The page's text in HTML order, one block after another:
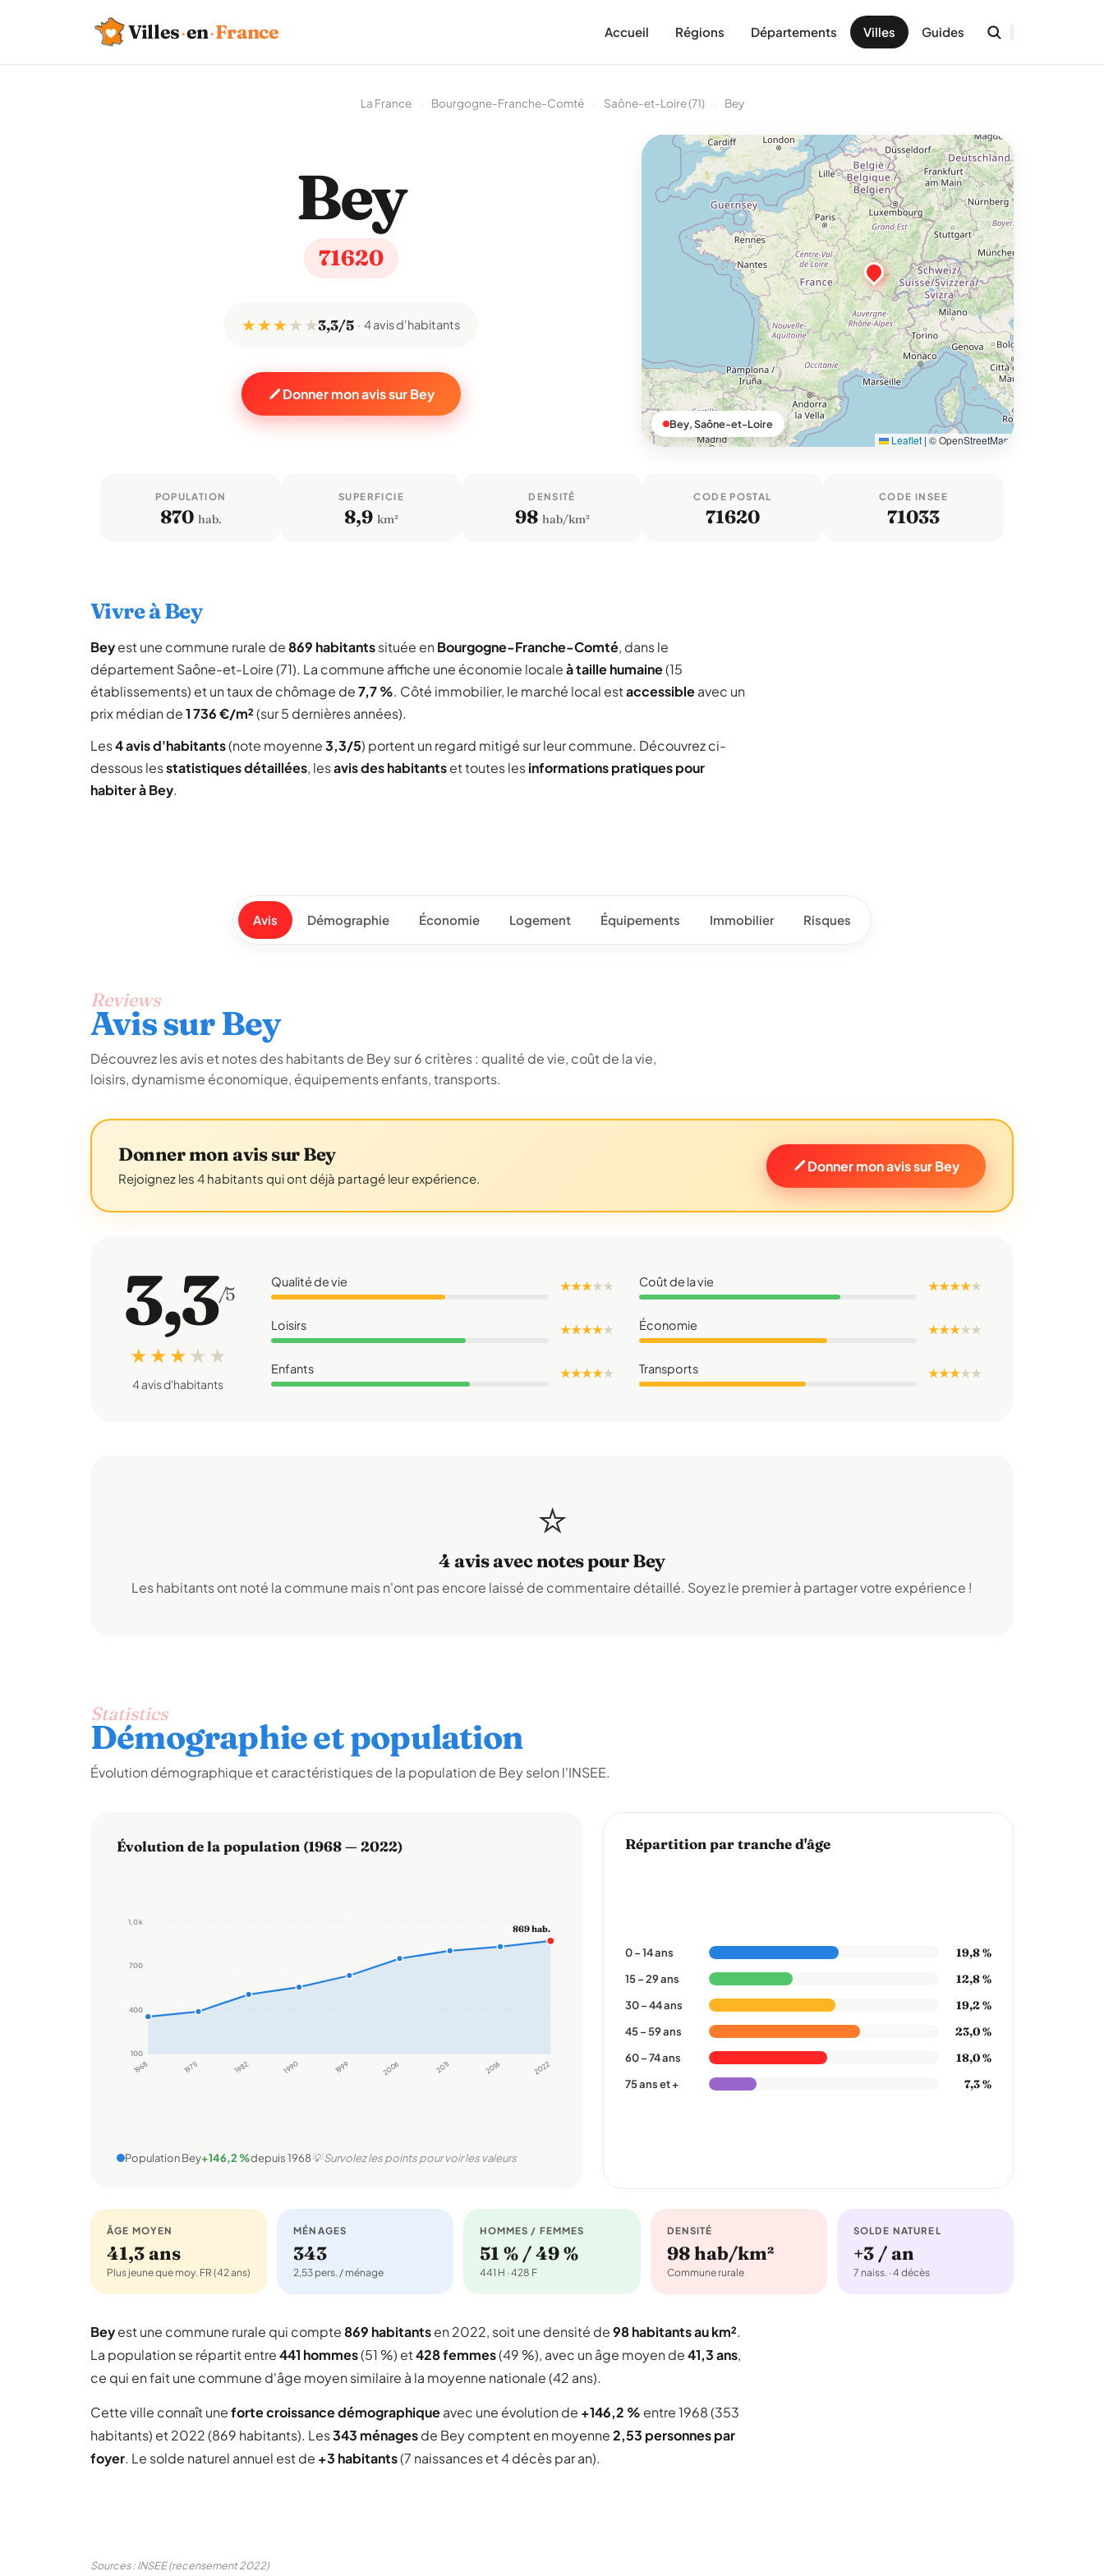
Villes·en·France Accueil Régions Départements Villes Guides
La France Bourgogne-Franche-Comté Saône-et-Loire (71) Bey
Bey
71620
★ ★ ★★ ★3,3/5 4 avis d'habitants
Donner mon avis sur Bey
Leaflet | © OpenStreetMap
Bey, Saône-et-Loire
POPULATION
870 hab.
SUPERFICIE
8,9 km²
DENSITÉ
98 hab/km²
CODE POSTAL
71620
CODE INSEE
71033
Vivre à Bey
Beyest une commune rurale de869 habitantssituée en Bourgogne-Franche-Comté, dans le
département Saône-et-Loire (71). La commune affiche une économie localeà taille humaine(15
établissements) et un taux de chômage de7,7 %. Côté immobilier, le marché local estaccessibleavec un
prix médian de1 736 €/m²(sur 5 dernières années).
Les4 avis d'habitants(note moyenne3,3/5) portent un regard mitigé sur leur commune. Découvrez ci-
dessous lesstatistiques détaillées, lesavis des habitantset toutes lesinformations pratiques pour
habiter à Bey.
Avis Démographie Économie Logement Équipements Immobilier Risques
Reviews
Avis sur Bey
Découvrez les avis et notes des habitants de Bey sur 6 critères : qualité de vie, coût de la vie,
loisirs, dynamisme économique, équipements enfants, transports.
Donner mon avis sur Bey
Rejoignez les 4 habitants qui ont déjà partagé leur expérience.
Donner mon avis sur Bey
3,3/5
★ ★ ★ ★ ★
4 avis d'habitants
Qualité de vie ★ ★ ★★★ Coût de la vie ★ ★ ★ ★★
Loisirs ★ ★ ★ ★★ Économie ★ ★ ★★★
Enfants ★ ★ ★ ★★ Transports ★ ★ ★★★
⭐
4 avis avec notes pour Bey
Les habitants ont noté la commune mais n'ont pas encore laissé de commentaire détaillé. Soyez le premier à partager votre expérience !
Statistics
Démographie et population
Évolution démographique et caractéristiques de la population de Bey selon l'INSEE.
Évolution de la population (1968 — 2022)
100
400
700
1,0 k
1968 1975 1982 1990 1999 2006 2011 2016 2022
869 hab.
Population Bey+146,2 %depuis 1968💡 Survolez les points pour voir les valeurs
Répartition par tranche d'âge
0 – 14 ans 19,8 %
15 – 29 ans 12,8 %
30 – 44 ans 19,2 %
45 – 59 ans 23,0 %
60 – 74 ans 18,0 %
75 ans et + 7,3 %
ÂGE MOYEN
41,3 ans
Plus jeune que moy. FR (42 ans)
MÉNAGES
343
2,53 pers. / ménage
HOMMES / FEMMES
51 % / 49 %
441 H · 428 F
DENSITÉ
98 hab/km²
Commune rurale
SOLDE NATUREL
+3 / an
7 naiss. · 4 décès
Beyest une commune rurale qui compte869 habitantsen 2022, soit une densité de98 habitants au km².
La population se répartit entre441 hommes(51 %) et428 femmes(49 %), avec un âge moyen de41,3 ans,
ce qui en fait une commune d'âge moyen similaire à la moyenne nationale (42 ans).
Cette ville connaît uneforte croissance démographiqueavec une évolution de +146,2 % entre 1968 (353
habitants) et 2022 (869 habitants). Les343 ménagesde Bey comptent en moyenne2,53 personnes par
foyer. Le solde naturel annuel est de +3 habitants(7 naissances et 4 décès par an).
Sources : INSEE (recensement 2022)